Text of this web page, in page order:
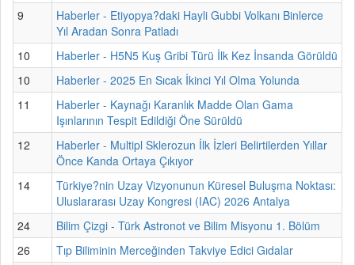
9
Haberler - Etiyopya?daki Hayli Gubbi Volkanı Binlerce
Yıl Aradan Sonra Patladı
10
Haberler - H5N5 Kuş Gribi Türü İlk Kez İnsanda Görüldü
10
Haberler - 2025 En Sıcak İkinci Yıl Olma Yolunda
11
Haberler - Kaynağı Karanlık Madde Olan Gama
Işınlarının Tespit Edildiği Öne Sürüldü
12
Haberler - Multipl Sklerozun İlk İzleri Belirtilerden Yıllar
Önce Kanda Ortaya Çıkıyor
14
Türkiye?nin Uzay Vizyonunun Küresel Buluşma Noktası:
Uluslararası Uzay Kongresi (IAC) 2026 Antalya
24
Bilim Çizgi - Türk Astronot ve Bilim Misyonu 1. Bölüm
26
Tıp Biliminin Merceğinden Takviye Edici Gıdalar